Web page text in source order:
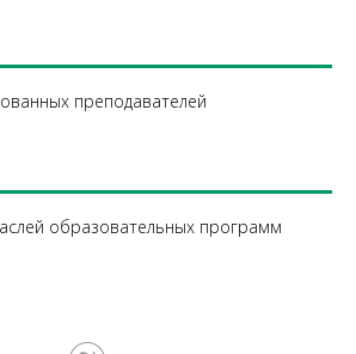
преподавателей
образовательных программ